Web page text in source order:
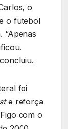
o
o futebol
“Apenas
foi
e reforça
com o